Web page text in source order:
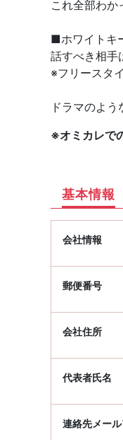
これ全部わか
■ホワイトキ
話すべき相手
※フリースタ
ドラマのよ
※オミカレで
基本情報
会社情報
郵便番号
会社住所
代表者氏名
連絡先メー